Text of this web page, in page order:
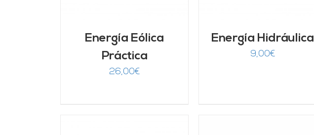
Energía Eólica
Práctica
26,00€
Energía Hidráulica
9,00€